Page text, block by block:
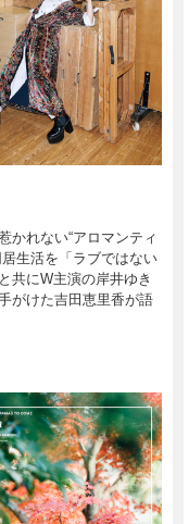
かれない“アロマンティ
生活を「ラブではない
共にW主演の岸井ゆき
がけた吉田恵里香が語